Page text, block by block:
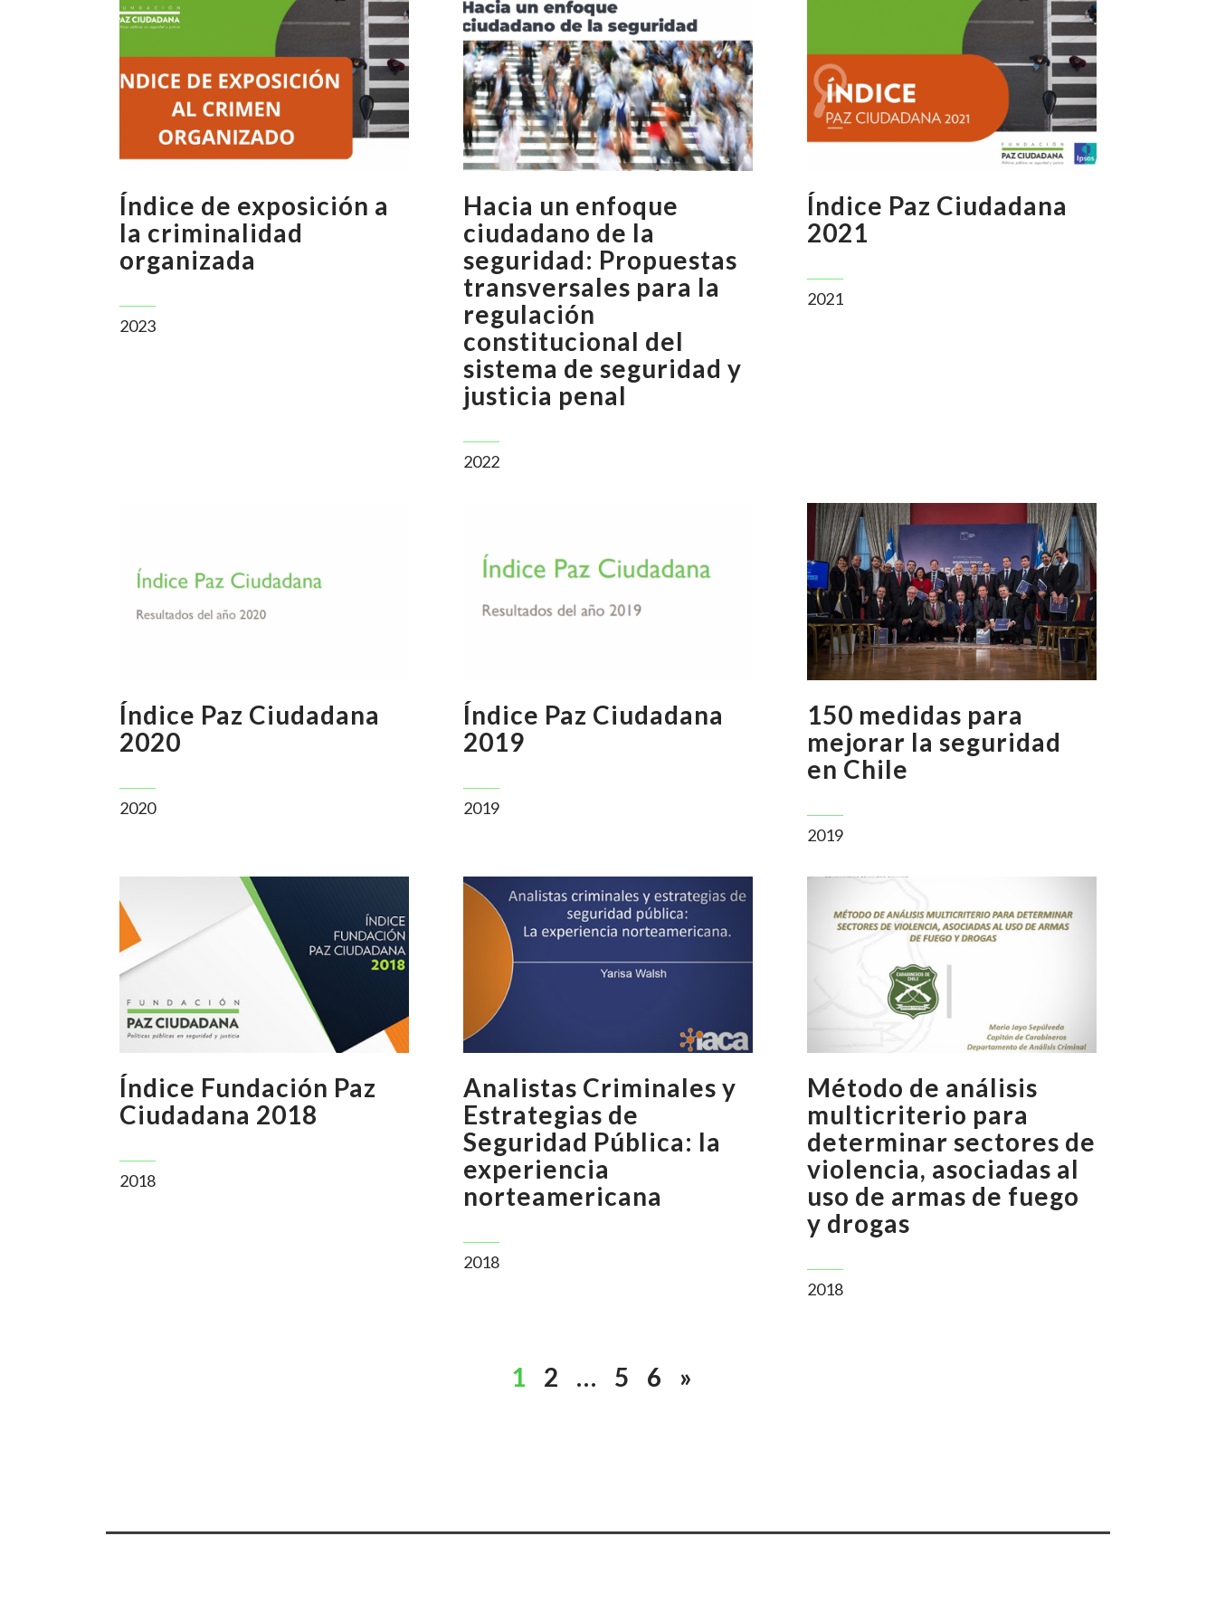
Índice de exposición a
la criminalidad
organizada
2023
Hacia un enfoque
ciudadano de la
seguridad: Propuestas
transversales para la
regulación
constitucional del
sistema de seguridad y
justicia penal
2022
Índice Paz Ciudadana
2021
2021
Índice Paz Ciudadana
2020
2020
Índice Paz Ciudadana
2019
2019
150 medidas para
mejorar la seguridad
en Chile
2019
Índice Fundación Paz
Ciudadana 2018
2018
Analistas Criminales y
Estrategias de
Seguridad Pública: la
experiencia
norteamericana
2018
Método de análisis
multicriterio para
determinar sectores de
violencia, asociadas al
uso de armas de fuego
y drogas
2018
1 2 … 5 6 »